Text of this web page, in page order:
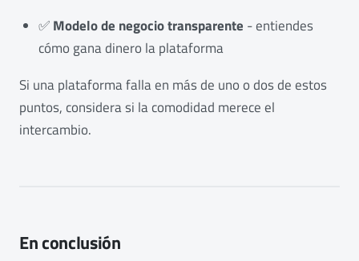
✅Modelo de negocio transparente - entiendes
cómo gana dinero la plataforma
Si una plataforma falla en más de uno o dos de estos
puntos, considera si la comodidad merece el
intercambio.
En conclusión